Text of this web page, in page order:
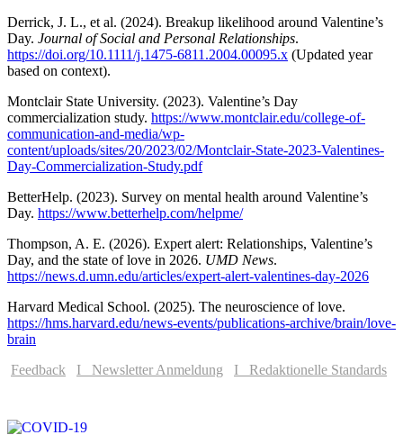
Derrick, J. L., et al. (2024). Breakup likelihood around Valentine’s
Day. Journal of Social and Personal Relationships.
https://doi.org/10.1111/j.1475-6811.2004.00095.x (Updated year
based on context).
Montclair State University. (2023). Valentine’s Day
commercialization study. https://www.montclair.edu/college-of-
communication-and-media/wp-
content/uploads/sites/20/2023/02/Montclair-State-2023-Valentines-
Day-Commercialization-Study.pdf
BetterHelp. (2023). Survey on mental health around Valentine’s
Day. https://www.betterhelp.com/helpme/
Thompson, A. E. (2026). Expert alert: Relationships, Valentine’s
Day, and the state of love in 2026. UMD News.
https://news.d.umn.edu/articles/expert-alert-valentines-day-2026
Harvard Medical School. (2025). The neuroscience of love.
https://hms.harvard.edu/news-events/publications-archive/brain/love-
brain
Feedback
I Newsletter Anmeldung I Redaktionelle Standards